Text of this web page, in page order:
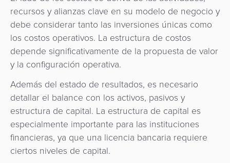
recursos y alianzas clave en su modelo de negocio y
debe considerar tanto las inversiones únicas como
los costos operativos. La estructura de costos
depende significativamente de la propuesta de valor
y la configuración operativa.
Además del estado de resultados, es necesario
detallar el balance con los activos, pasivos y
estructura de capital. La estructura de capital es
especialmente importante para las instituciones
financieras, ya que una licencia bancaria requiere
ciertos niveles de capital.